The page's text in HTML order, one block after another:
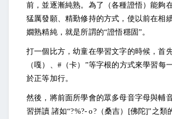
前，並逐漸純熟。為了（各種證悟）能夠
猛厲發願、精勤修持的方式，使以前在相
嫺熟精純，就是所謂的“證悟穩固”。
打一個比方，幼童在學習文字的時候，首
（嘎）、#（卡）”等字根的方式來學習每
於正等加行。
然後，將前面所學會的眾多母音字母與輔
習拼讀 諸如“?%?- o?（桑吉）[佛陀]”之類